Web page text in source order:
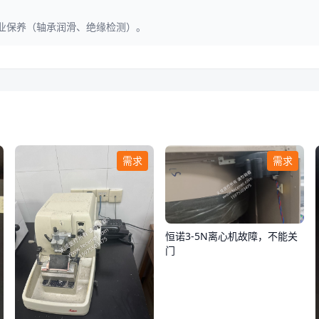
养（轴承润滑、绝缘检测）。
需求 需求
恒诺3-5N离心机故障，不能关
门